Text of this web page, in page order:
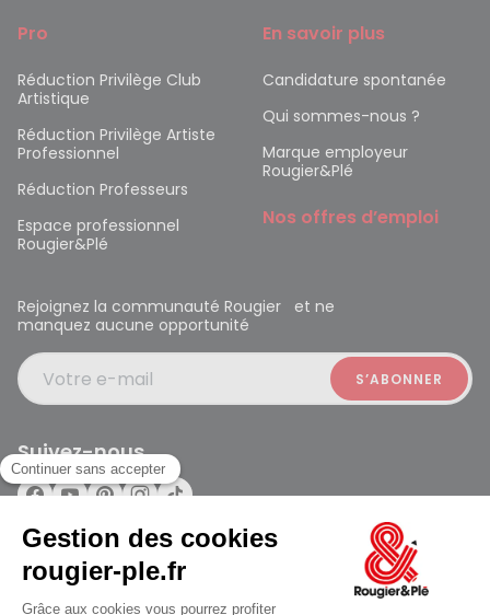
Ferme à 19:30
Pro
Réduction Privilège Club
Artistique
Réduction Privilège Artiste
Professionnel
Réduction Professeurs
Espace professionnel
Rougier&Plé
En savoir plus
Candidature spontanée
Qui sommes-nous ?
Marque employeur
Rougier&Plé
Nos offres d’emploi
Rejoignez la communauté Rougier et ne
manquez aucune opportunité
Votre e-mail
Suivez-nous
Rougier et Plé 2024 Copyright